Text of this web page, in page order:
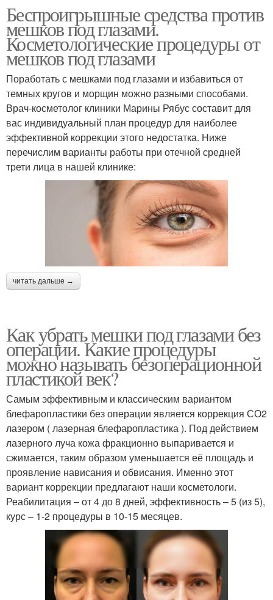
Беспроигрышные средства против
мешков под глазами.
Косметологические процедуры от
мешков под глазами
Поработать с мешками под глазами и избавиться от
темных кругов и морщин можно разными способами.
Врач-косметолог клиники Марины Рябус составит для
вас индивидуальный план процедур для наиболее
эффективной коррекции этого недостатка. Ниже
перечислим варианты работы при отечной средней
трети лица в нашей клинике:
читать дальше →
Как убрать мешки под глазами без
операции. Какие процедуры
можно называть безоперационной
пластикой век?
Самым эффективным и классическим вариантом
блефаропластики без операции является коррекция СО2
лазером ( лазерная блефаропластика ). Под действием
лазерного луча кожа фракционно выпаривается и
сжимается, таким образом уменьшается её площадь и
проявление нависания и обвисания. Именно этот
вариант коррекции предлагают наши косметологи.
Реабилитация – от 4 до 8 дней, эффективность – 5 (из 5),
курс – 1-2 процедуры в 10-15 месяцев.